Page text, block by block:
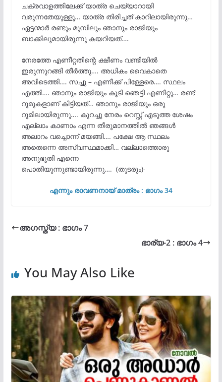
ചക്രവാളത്തിലേക്ക് യാത്ര ചെയ്യാറായി
വരുന്നതേയുള്ളൂ… യാത്ര തിരിച്ചത് കാറിലായിരുന്നു…
ഏട്ടന്മാർ രണ്ടും മുമ്പിലും ഞാനും രാജിയും
ബാക്കിലുമായിരുന്നു കയറിയത്….
നേരത്തേ എണീറ്റതിന്റെ ക്ഷീണം വണ്ടിയിൽ
ഇരുന്നുറങ്ങി തീർത്തു…. അധികം വൈകാതെ
അവിടെത്തി…. സച്ചു – എണീക്ക് പിള്ളേരെ…. സ്ഥലം
എത്തി…. ഞാനും രാജിയും കൂടി ഞെട്ടി എണീറ്റു… രണ്ട്
റൂമുകളാണ് കിട്ടിയത്… ഞാനും രാജിയും ഒരു
റൂമിലായിരുന്നു…. കുറച്ചു നേരം റെസ്റ്റ് എടുത്ത ശേഷം
എല്ലാം കാണാം എന്ന തീരുമാനത്തിൽ ഞങ്ങൾ
അലാറം വച്ചൊന്ന് മയങ്ങി…. പക്ഷേ ആ സ്ഥലം
അതെന്നെ അസ്വസ്ഥമാക്കി… വല്ലാത്തൊരു
അനുഭൂതി എന്നെ
പൊതിയുന്നുണ്ടായിരുന്നു…. (തുടരും)-
എന്നും രാവണനായ് മാത്രം : ഭാഗം 34
അഗസ്ത്യ : ഭാഗം 7
ഭാര്യ-2 : ഭാഗം 4
You May Also Like